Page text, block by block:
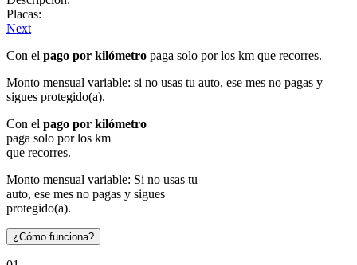
Placas:
Next
Con el pago por kilómetro paga solo por los km que recorres.
Monto mensual variable: si no usas tu auto, ese mes no pagas y
sigues protegido(a).
Con el pago por kilómetro
paga solo por los km
que recorres.
Monto mensual variable: Si no usas tu
auto, ese mes no pagas y sigues
protegido(a).
¿Cómo funciona?